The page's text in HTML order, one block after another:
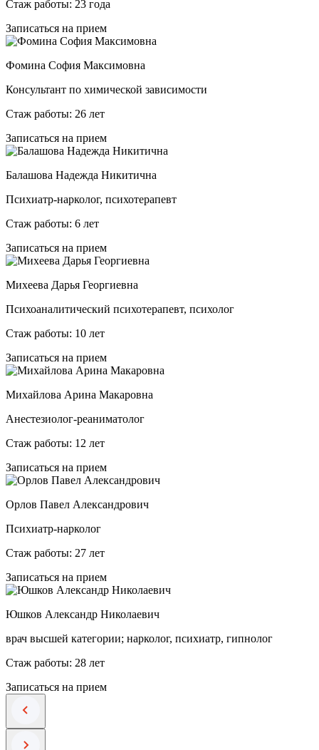
Стаж работы: 23 года
Записаться на прием
Фомина София Максимовна
Консультант по химической зависимости
Стаж работы: 26 лет
Записаться на прием
Балашова Надежда Никитична
Психиатр-нарколог, психотерапевт
Стаж работы: 6 лет
Записаться на прием
Михеева Дарья Георгиевна
Психоаналитический психотерапевт, психолог
Стаж работы: 10 лет
Записаться на прием
Михайлова Арина Макаровна
Анестезиолог-реаниматолог
Стаж работы: 12 лет
Записаться на прием
Орлов Павел Александрович
Психиатр-нарколог
Стаж работы: 27 лет
Записаться на прием
Юшков Александр Николаевич
врач высшей категории; нарколог, психиатр, гипнолог
Стаж работы: 28 лет
Записаться на прием